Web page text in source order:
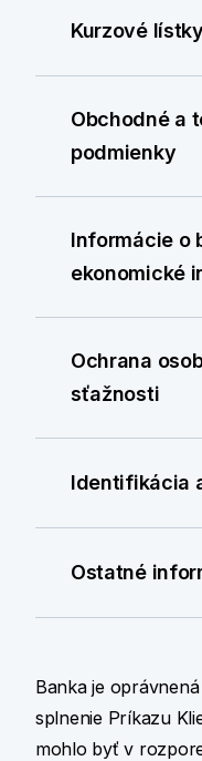
Kurzové
Obchodné a
podmienky
Informácie o
ekonomické
Ochrana
sťažnosti
Identifikácia
Ostatné
Banka je
splnenie Príkazu
mohlo byť v